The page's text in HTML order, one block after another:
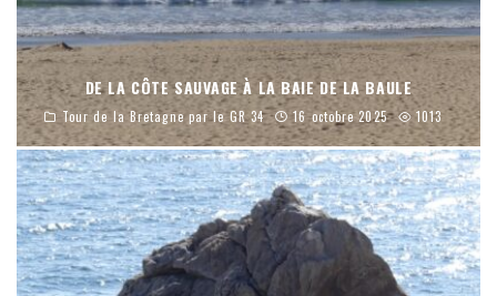
DE LA CÔTE SAUVAGE À LA BAIE DE LA BAULE
Tour de la Bretagne par le GR 34 16 octobre 2025 1013